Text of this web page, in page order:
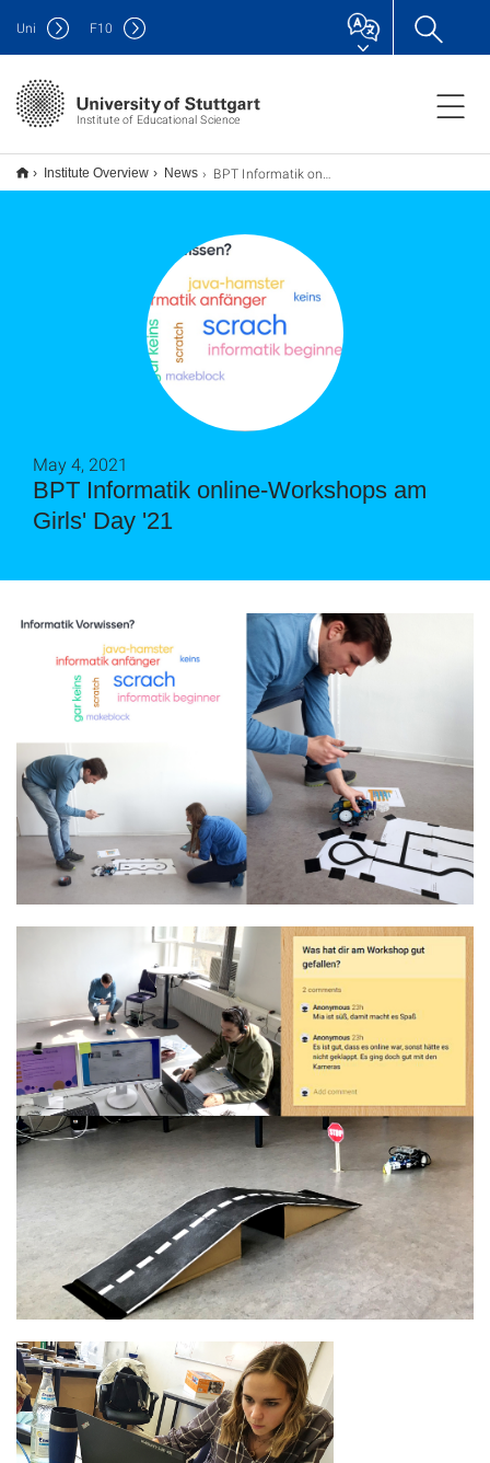
Institute of Educational Science
Uni F10
Institute Overview News BPT Informatik online-Workshops am Girls' Day '21
BPT Informatik online-Workshops am
Girls' Day '21
May 4, 2021